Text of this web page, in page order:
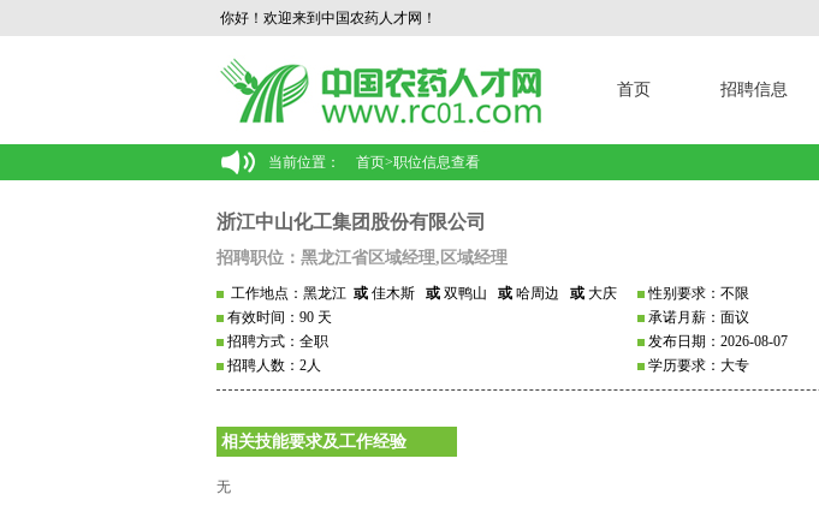
你好！欢迎来到中国农药人才网！
首页 招聘信息
当前位置： 首页>职位信息查看
浙江中山化工集团股份有限公司
招聘职位：黑龙江省区域经理,区域经理
工作地点：黑龙江 或佳木斯 或双鸭山 或哈周边 或大庆
有效时间：90 天
招聘方式：全职
招聘人数：2人
性别要求：不限
承诺月薪：面议
发布日期：2026-08-07
学历要求：大专
相关技能要求及工作经验
无